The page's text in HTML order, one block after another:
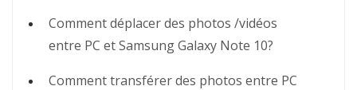
Comment déplacer des photos /vidéos
entre PC et Samsung Galaxy Note 10?
Comment transférer des photos entre PC